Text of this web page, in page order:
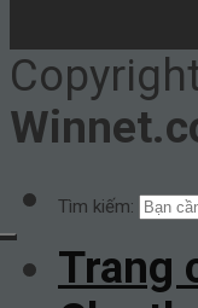
Tìm kiếm:
Trang